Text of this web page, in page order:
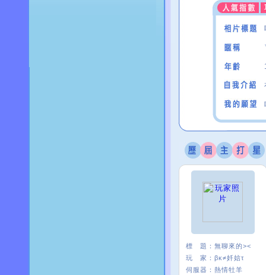
標 題： 無聊來的><
玩 家： βκ≠奷娮τ
伺服器： 熱情牡羊